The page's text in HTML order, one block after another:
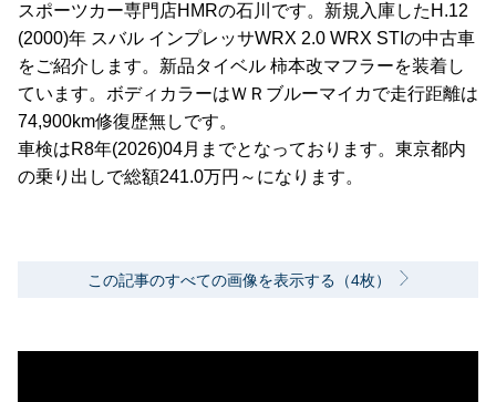
スポーツカー専門店HMRの石川です。新規入庫したH.12
(2000)年 スバル インプレッサWRX 2.0 WRX STIの中古車
をご紹介します。新品タイベル 柿本改マフラーを装着し
ています。ボディカラーはＷＲブルーマイカで走行距離は
74,900km修復歴無しです。
車検はR8年(2026)04月までとなっております。東京都内
の乗り出しで総額241.0万円～になります。
この記事のすべての画像を表示する（4枚）